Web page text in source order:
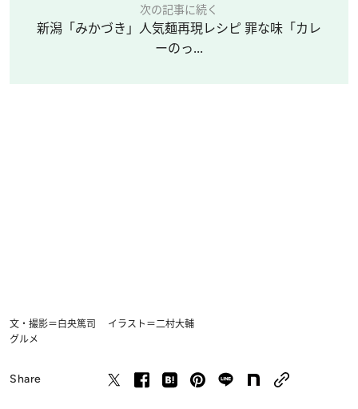
次の記事に続く
新潟「みかづき」人気麺再現レシピ 罪な味「カレ
ーのっ...
文・撮影＝白央篤司 イラスト＝二村大輔
グルメ
Share